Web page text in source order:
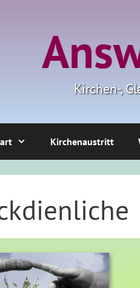
Kirchen-,
Kirchenaustritt